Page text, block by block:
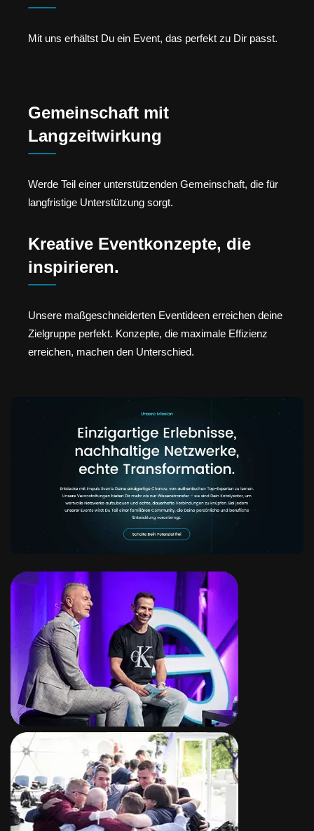
Mit uns erhältst Du ein Event, das perfekt zu Dir passt.
Gemeinschaft mit
Langzeitwirkung
Werde Teil einer unterstützenden Gemeinschaft, die für
langfristige Unterstützung sorgt.
Kreative Eventkonzepte, die
inspirieren.
Unsere maßgeschneiderten Eventideen erreichen deine
Zielgruppe perfekt. Konzepte, die maximale Effizienz
erreichen, machen den Unterschied.